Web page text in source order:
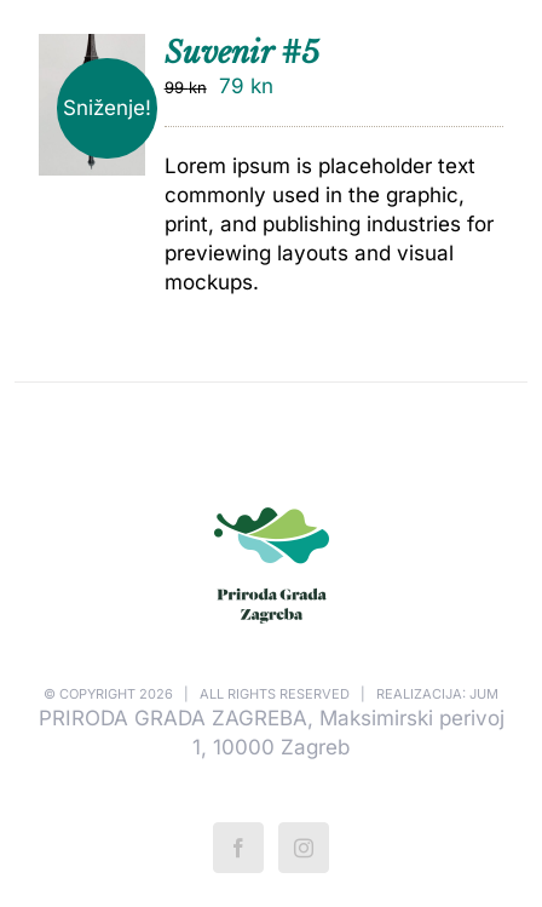
Sniženje!
DODAJ
Suvenir #5
99kn 79 kn
Lorem ipsum is placeholder text
commonly used in the graphic,
print, and publishing industries for
previewing layouts and visual
mockups.
© COPYRIGHT 2026 | ALL RIGHTS RESERVED | REALIZACIJA: JUM
PRIRODA GRADA ZAGREBA, Maksimirski perivoj
1, 10000 Zagreb